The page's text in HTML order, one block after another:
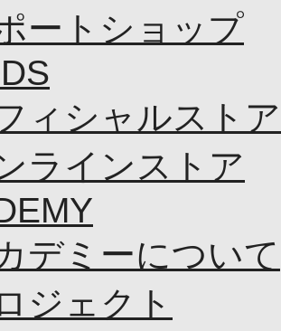
ートショップ
ィシャルスト
ラインストア
デミーについて
ジェクト